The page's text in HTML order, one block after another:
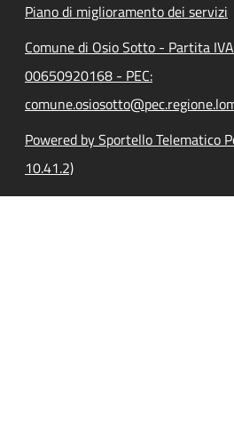
Piano di miglioramento dei servizi
Comune di Osio Sotto - Partita
00650920168 - PEC:
Powered by Sportello Telematico
10.41.2)